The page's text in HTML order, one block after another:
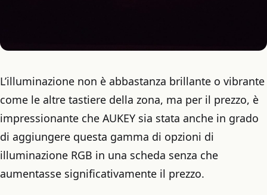
L’illuminazione non è abbastanza brillante o vibrante
come le altre tastiere della zona, ma per il prezzo, è
impressionante che AUKEY sia stata anche in grado
di aggiungere questa gamma di opzioni di
illuminazione RGB in una scheda senza che
aumentasse significativamente il prezzo.